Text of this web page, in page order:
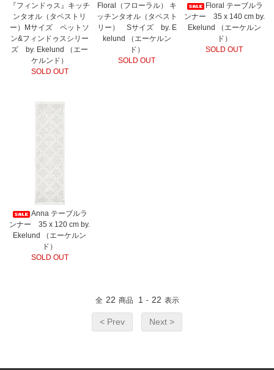
『フィンドゥス』キッチ
ンタオル（タペストリ
ー）Mサイズ ペットソ
ン&フィンドゥスシリー
ズ by. Ekelund （エー
ケルンド）
SOLD OUT
Floral（フローラル） キ
ッチンタオル（タペスト
リー） Sサイズ by. E
kelund （エーケルン
ド）
SOLD OUT
Floral テーブルラ
ンナー 35 x 140 cm by.
Ekelund （エーケルン
ド）
SOLD OUT
Anna テーブルラ
ンナー 35 x 120 cm by.
Ekelund （エーケルン
ド）
SOLD OUT
全 22 商品 1 - 22 表示
< Prev Next >